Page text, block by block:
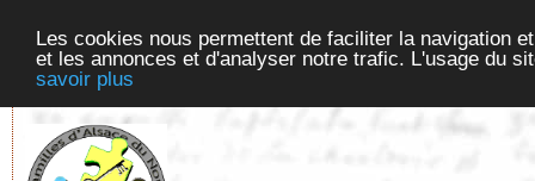
Les cookies nous permettent de faciliter la navigation
et les annonces et d'analyser notre trafic. L'usage du
savoir plus